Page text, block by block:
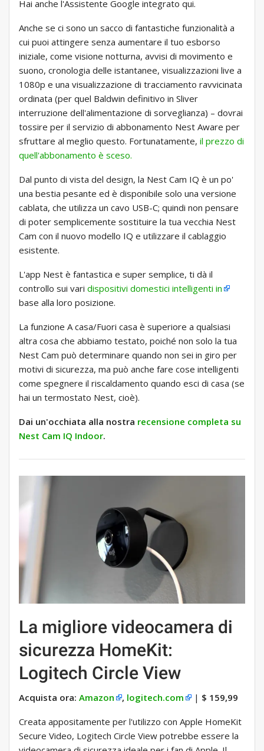
Hai anche l'Assistente Google integrato qui.
Anche se ci sono un sacco di fantastiche funzionalità a
cui puoi attingere senza aumentare il tuo esborso
iniziale, come visione notturna, avvisi di movimento e
suono, cronologia delle istantanee, visualizzazioni live a
1080p e una visualizzazione di tracciamento ravvicinata
ordinata (per quel Baldwin definitivo in Sliver
interruzione dell'alimentazione di sorveglianza) – dovrai
tossire per il servizio di abbonamento Nest Aware per
sfruttare al meglio questo. Fortunatamente, il prezzo di
quell'abbonamento è sceso.
Dal punto di vista del design, la Nest Cam IQ è un po'
una bestia pesante ed è disponibile solo una versione
cablata, che utilizza un cavo USB-C; quindi non pensare
di poter semplicemente sostituire la tua vecchia Nest
Cam con il nuovo modello IQ e utilizzare il cablaggio
esistente.
L'app Nest è fantastica e super semplice, ti dà il
controllo sui vari dispositivi domestici intelligenti in
base alla loro posizione.
La funzione A casa/Fuori casa è superiore a qualsiasi
altra cosa che abbiamo testato, poiché non solo la tua
Nest Cam può determinare quando non sei in giro per
motivi di sicurezza, ma può anche fare cose intelligenti
come spegnere il riscaldamento quando esci di casa (se
hai un termostato Nest, cioè).
Dai un'occhiata alla nostra recensione completa su
Nest Cam IQ Indoor.
La migliore videocamera di
sicurezza HomeKit:
Logitech Circle View
Acquista ora: Amazon , logitech.com | $ 159,99
Creata appositamente per l'utilizzo con Apple HomeKit
Secure Video, Logitech Circle View potrebbe essere la